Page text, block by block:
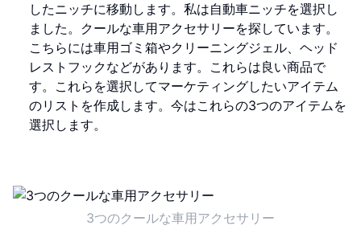
したニッチに移動します。私は自動車ニッチを選択し
ました。クールな車用アクセサリーを探しています。
こちらには車用ゴミ箱やクリーニングジェル、ヘッド
レストフックなどがあります。これらは良い商品で
す。これらを選択してマーケティングしたいアイテム
のリストを作成します。今はこれらの3つのアイテムを
選択します。
3つのクールな車用アクセサリー